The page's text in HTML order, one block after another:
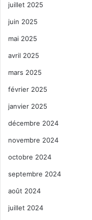
juillet 2025
juin 2025
mai 2025
avril 2025
mars 2025
février 2025
janvier 2025
décembre 2024
novembre 2024
octobre 2024
septembre 2024
août 2024
juillet 2024